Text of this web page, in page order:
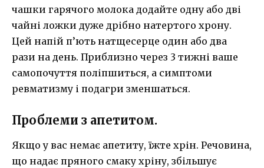
чашки гарячого молока додайте одну або дві
чайні ложки дуже дрібно натертого хрону.
Цей напій п’ють натщесерце один або два
рази на день. Приблизно через 3 тижні ваше
самопочуття поліпшиться, а симптоми
ревматизму і подагри зменшаться.
Проблеми з апетитом.
Якщо у вас немає апетиту, їжте хрін. Речовина,
що надає пряного смаку хріну, збільшує